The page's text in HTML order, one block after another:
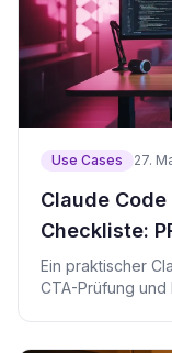
Use Cases 27.
Claude
Checkliste:
finden
Ein praktischer
CTA-Prüfung